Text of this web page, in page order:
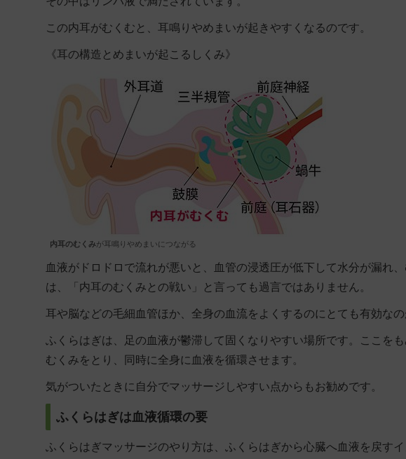
この内耳がむくむと、耳鳴りやめまいが起きやすくなるのです。
《耳の構造とめまいが起こるしくみ》
内耳のむくみが耳鳴りやめまいにつながる
血液がドロドロで流れが悪いと、血管の浸透圧が低下して水分が漏れ
は、「内耳のむくみとの戦い」と言っても過言ではありません。
耳や脳などの毛細血管ほか、全身の血流をよくするのにとても有効な
ふくらはぎは、足の血液が鬱滞して固くなりやすい場所です。ここを
むくみをとり、同時に全身に血液を循環させます。
気がついたときに自分でマッサージしやすい点からもお勧めです。
ふくらはぎは血液循環の要
ふくらはぎマッサージのやり方は、ふくらはぎから心臓へ血液を戻す